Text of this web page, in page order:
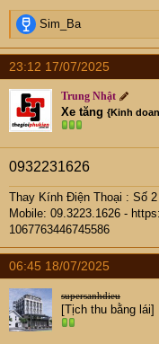
R
e
a
c
t
i
o
n
s
:
Sim_Ba
23:12 17/07/2025
Trung Nhật
Xe tăng {Kinh
0932231626
Thay Kính Điện Thoại : Số
Mobile: 09.3223.1626 -
1067763446745586
06:45 18/07/2025
supersanhdieu
[Tịch thu bằng lái]